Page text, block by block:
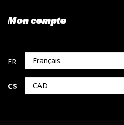
Mon compte
C$